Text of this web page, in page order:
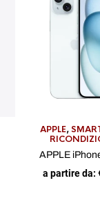
APPLE,
APPLE
a partire da: